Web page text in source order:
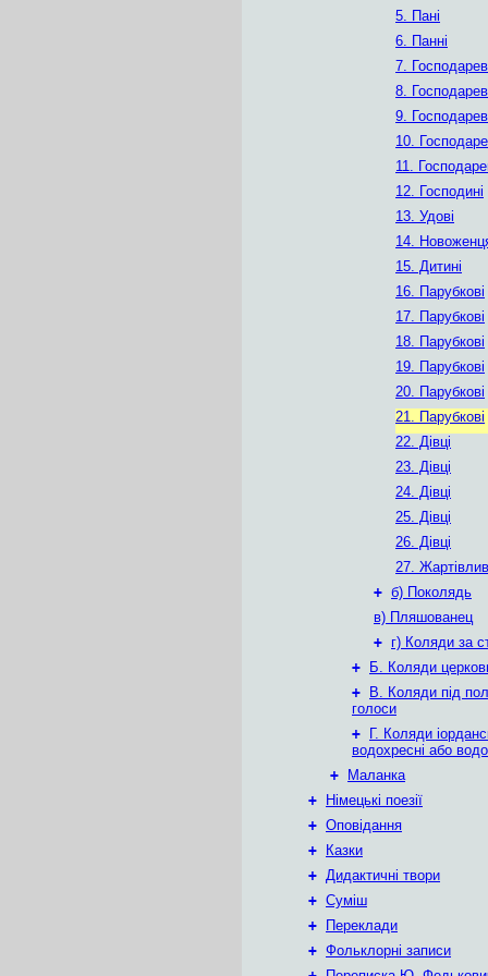
5. Пані
6. Панні
7.
8.
9.
10.
11.
12. Господині
13. Удові
14.
15. Дитині
16. Парубкові
17. Парубкові
18. Парубкові
19. Парубкові
20. Парубкові
21. Парубкові
22. Дівці
23. Дівці
24. Дівці
25. Дівці
26. Дівці
27.
+ б) Поколядь
в) Пляшованец
+ г) Коляди за
+
Б. Коляди
+
В. Коляди під
голоси
+
Г. Коляди
водохресні або
+
Маланка
+
Німецькі поезії
+ Оповідання
+
Казки
+ Дидактичні твори
+ Суміш
+
Переклади
+ Фольклорні записи